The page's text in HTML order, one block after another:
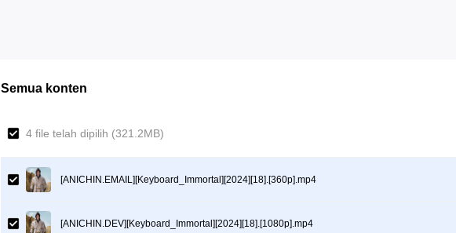
Semua konten
4 file telah dipilih (321.2MB)
[ANICHIN.EMAIL][Keyboard_Immortal][2024][18].[360p].mp4
[ANICHIN.DEV][Keyboard_Immortal][2024][18].[1080p].mp4